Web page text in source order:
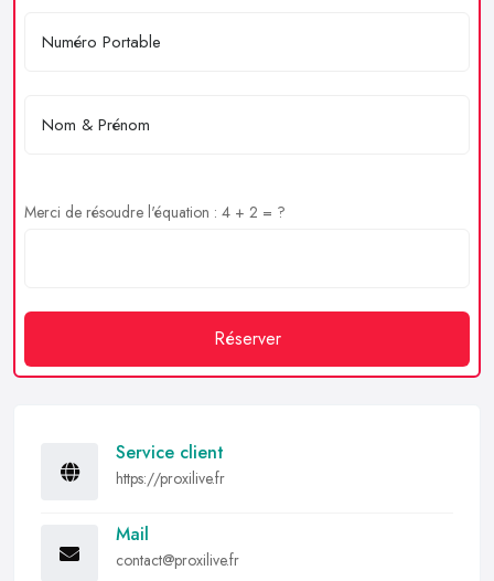
Merci de résoudre l'équation : 4 + 2 = ?
Réserver
Service client
https://proxilive.fr
Mail
contact@proxilive.fr